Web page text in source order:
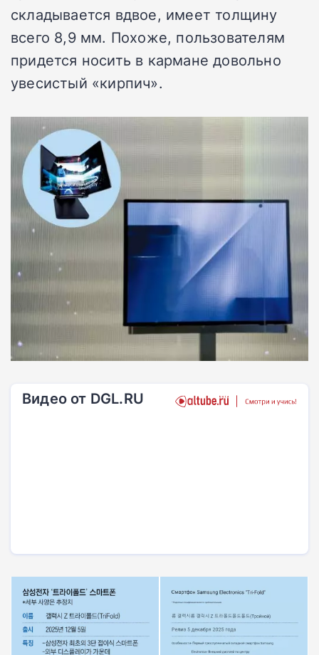
складывается вдвое, имеет толщину
всего 8,9 мм. Похоже, пользователям
придется носить в кармане довольно
увесистый «кирпич».
Видео от DGL.RU